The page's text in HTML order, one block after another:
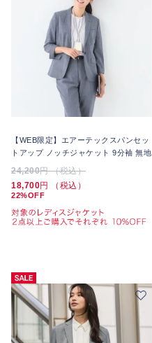
【WEB限定】エアーテックスパンセッ
トアップ ノッチジャケット 9分袖 無地
24,200円 （税込）
18,700円 （税込）
22%OFF